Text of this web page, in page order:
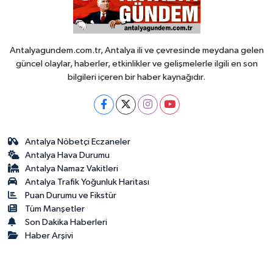
Antalyagundem.com.tr, Antalya ili ve çevresinde meydana gelen
güncel olaylar, haberler, etkinlikler ve gelişmelerle ilgili en son
bilgileri içeren bir haber kaynağıdır.
Antalya Nöbetçi Eczaneler
Antalya Hava Durumu
Antalya Namaz Vakitleri
Antalya Trafik Yoğunluk Haritası
Puan Durumu ve Fikstür
Tüm Manşetler
Son Dakika Haberleri
Haber Arşivi